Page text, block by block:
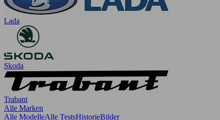
Lada
Skoda
Trabant
Alle Marken
Alle ModelleAlle TestsHistorieBilder